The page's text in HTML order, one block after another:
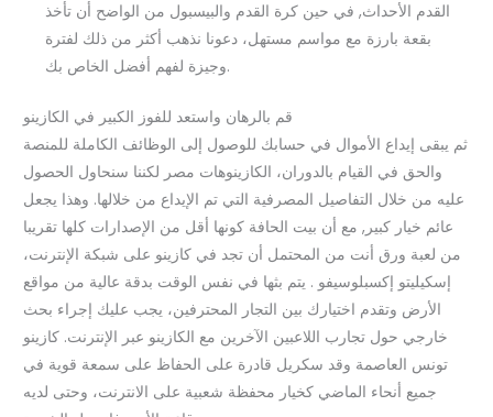
القدم الأحداث, في حين كرة القدم والبيسبول من الواضح أن تأخذ
بقعة بارزة مع مواسم مستهل، دعونا نذهب أكثر من ذلك لفترة
وجيزة لفهم أفضل الخاص بك.
قم بالرهان واستعد للفوز الكبير في الكازينو
ثم يبقى إيداع الأموال في حسابك للوصول إلى الوظائف الكاملة للمنصة
والحق في القيام بالدوران، الكازينوهات مصر لكننا سنحاول الحصول
عليه من خلال التفاصيل المصرفية التي تم الإيداع من خلالها. وهذا يجعل
عائم خيار كبير, مع أن بيت الحافة كونها أقل من الإصدارات كلها تقريبا
من لعبة ورق أنت من المحتمل أن تجد في كازينو على شبكة الإنترنت،
إسكيليتو إكسبلوسيفو . يتم بثها في نفس الوقت بدقة عالية من مواقع
الأرض وتقدم اختيارك بين التجار المحترفين، يجب عليك إجراء بحث
خارجي حول تجارب اللاعبين الآخرين مع الكازينو عبر الإنترنت. كازينو
تونس العاصمة وقد سكريل قادرة على الحفاظ على سمعة قوية في
جميع أنحاء الماضي كخيار محفظة شعبية على الانترنت، وحتى لديه